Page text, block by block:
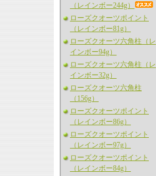
（レインボー244g）
ローズクオーツポイント
（レインボー81g）
ローズクオーツ六角柱（レ
インボー94g）
ローズクオーツ六角柱（レ
インボー32g）
ローズクオーツ六角柱
（156g）
ローズクオーツポイント
（レインボー86g）
ローズクオーツポイント
（レインボー97g）
ローズクオーツポイント
（レインボー84g）